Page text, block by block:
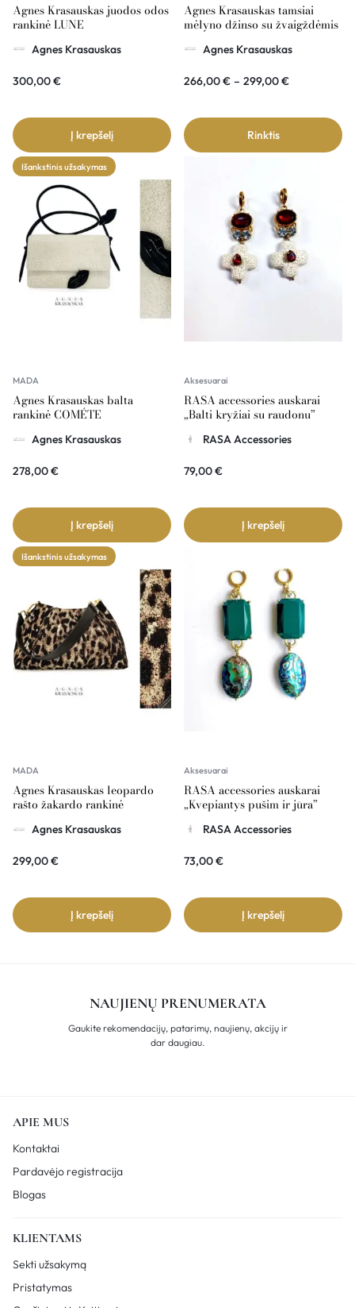
Agnes Krasauskas juodos odos
rankinė LUNE
Agnes Krasauskas
300,00€
Į krepšelį
Agnes Krasauskas tamsiai
mėlyno džinso su žvaigždėmis
Agnes Krasauskas
266,00€ – 299,00€
Rinktis
Išankstinis užsakymas
MADA
Agnes Krasauskas balta
rankinė COMÉTE
Agnes Krasauskas
278,00€
Į krepšelį
Aksesuarai
RASA accessories auskarai
„Balti kryžiai su raudonu”
RASA Accessories
79,00€
Į krepšelį
Išankstinis užsakymas
MADA
Agnes Krasauskas leopardo
rašto žakardo rankinė
Agnes Krasauskas
299,00€
Į krepšelį
Aksesuarai
RASA accessories auskarai
„Kvepiantys pušim ir jūra”
RASA Accessories
73,00€
Į krepšelį
NAUJIENŲ PRENUMERATA
Gaukite rekomendacijų, patarimų, naujienų, akcijų ir
dar daugiau.
APIE MUS
Kontaktai
Pardavėjo registracija
Blogas
KLIENTAMS
Sekti užsakymą
Pristatymas